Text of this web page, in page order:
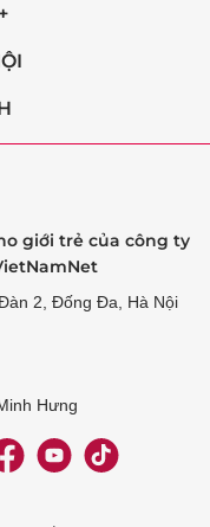
giới trẻ của công ty
2, Đống Đa, Hà Nội
Hưng